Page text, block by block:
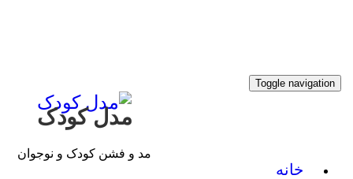
Toggle
مدل کودک
مد و فشن کودک و نوجوان
خانه